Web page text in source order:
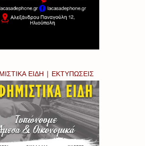
ΕΙΔΗ | ΕΚΤΥΠΩΣΕΙΣ